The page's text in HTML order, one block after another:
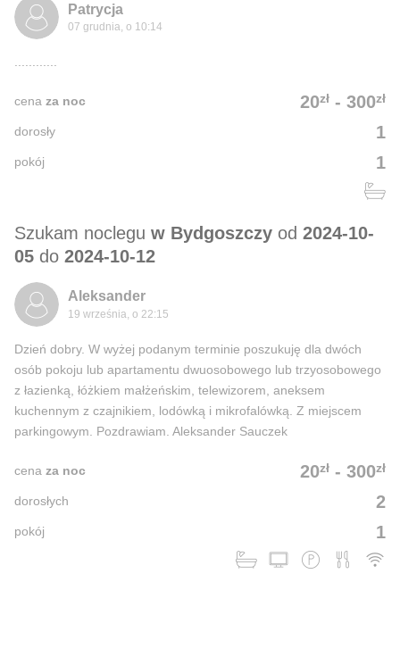
Patrycja
07 grudnia, o 10:14
20zł - 300zł
cena za noc
1
dorosły
1
pokój
Szukam noclegu w Bydgoszczy od 2024-10-
05 do 2024-10-12
Aleksander
19 września, o 22:15
Dzień dobry. W wyżej podanym terminie poszukuję dla dwóch
osób pokoju lub apartamentu dwuosobowego lub trzyosobowego
z łazienką, łóżkiem małżeńskim, telewizorem, aneksem
kuchennym z czajnikiem, lodówką i mikrofalówką. Z miejscem
parkingowym. Pozdrawiam. Aleksander Sauczek
20zł - 300zł
cena za noc
2
dorosłych
1
pokój